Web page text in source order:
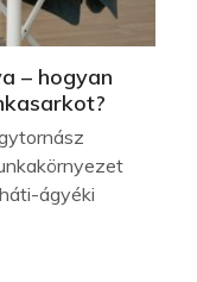
– hogyan
ágyéki